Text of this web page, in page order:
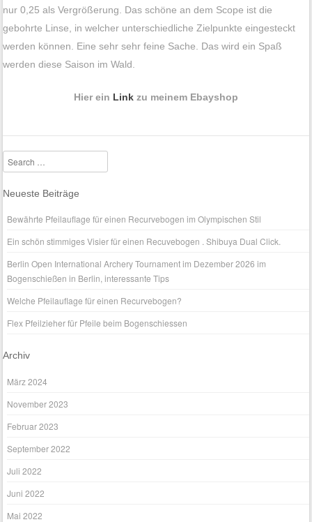
nur 0,25 als Vergrößerung. Das schöne an dem Scope ist die
gebohrte Linse, in welcher unterschiedliche Zielpunkte eingesteckt
werden können. Eine sehr sehr feine Sache. Das wird ein Spaß
werden diese Saison im Wald.
Hier ein Link zu meinem Ebayshop
Search
Neueste Beiträge
Bewährte Pfeilauflage für einen Recurvebogen im Olympischen Stil
Ein schön stimmiges Visier für einen Recuvebogen . Shibuya Dual Click.
Berlin Open International Archery Tournament im Dezember 2026 im
Bogenschießen in Berlin, interessante Tips
Welche Pfeilauflage für einen Recurvebogen?
Flex Pfeilzieher für Pfeile beim Bogenschiessen
Archiv
März 2024
November 2023
Februar 2023
September 2022
Juli 2022
Juni 2022
Mai 2022